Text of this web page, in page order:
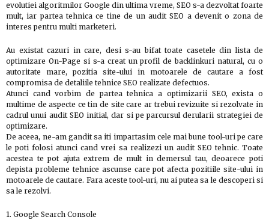
evolutiei algoritmilor Google din ultima vreme, SEO s-a dezvoltat foarte
mult, iar partea tehnica ce tine de un audit SEO a devenit o zona de
interes pentru multi marketeri.
Au existat cazuri in care, desi s-au bifat toate casetele din lista de
optimizare On-Page si s-a creat un profil de backlinkuri natural, cu o
autoritate mare, pozitia site-ului in motoarele de cautare a fost
compromisa de detaliile tehnice SEO realizate defectuos.
Atunci cand vorbim de partea tehnica a optimizarii SEO, exista o
multime de aspecte ce tin de site care ar trebui revizuite si rezolvate in
cadrul unui audit SEO initial, dar si pe parcursul derularii strategiei de
optimizare.
De aceea, ne-am gandit sa iti impartasim cele mai bune tool-uri pe care
le poti folosi atunci cand vrei sa realizezi un audit SEO tehnic. Toate
acestea te pot ajuta extrem de mult in demersul tau, deoarece poti
depista probleme tehnice ascunse care pot afecta pozitiile site-ului in
motoarele de cautare. Fara aceste tool-uri, nu ai putea sa le descoperi si
sa le rezolvi.
1. Google Search Console